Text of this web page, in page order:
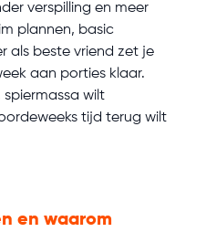
verspilling en meer
plannen, basic
als beste vriend zet je
aan porties klaar.
wilt
tijd terug wilt
en waarom